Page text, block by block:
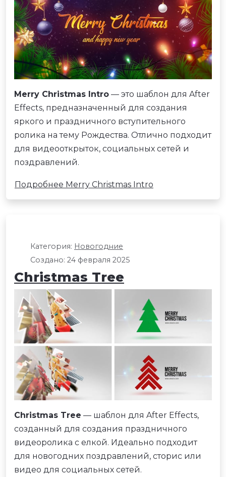
Merry Christmas Intro — это шаблон для After
Effects, предназначенный для создания
яркого и праздничного вступительного
ролика на тему Рождества. Отлично подходит
для видеооткрыток, социальных сетей и
поздравлений.
Подробнее Merry Christmas Intro
Категория: Новогодние
Создано: 24 февраля 2025
Christmas Tree
Christmas Tree — шаблон для After Effects,
созданный для создания праздничного
видеоролика с елкой. Идеально подходит
для новогодних поздравлений, сторис или
видео для социальных сетей.